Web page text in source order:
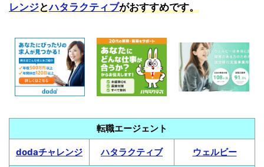
レンジとハタラクティブがおすすめです。
転職エージェント
dodaチャレンジ ハタラクティブ ウェルビー